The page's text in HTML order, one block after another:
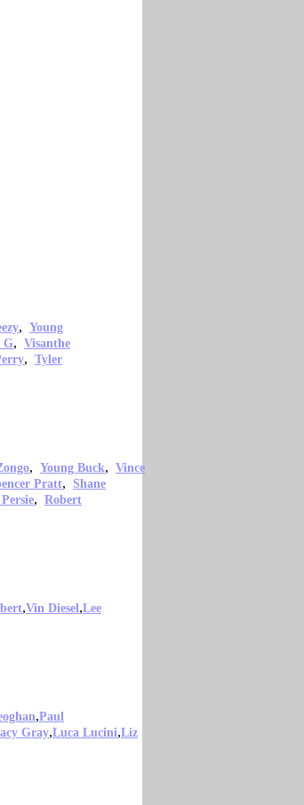
, Young
G, Visanthe
, Tyler
, Young Buck, Vince
Pratt, Shane
, Robert
,Vin Diesel,Lee
,Paul
Gray,Luca Lucini,Liz